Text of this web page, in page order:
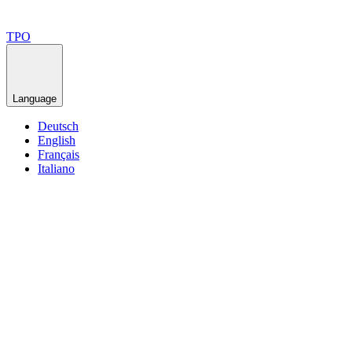
TPO
Language
Deutsch
English
Français
Italiano